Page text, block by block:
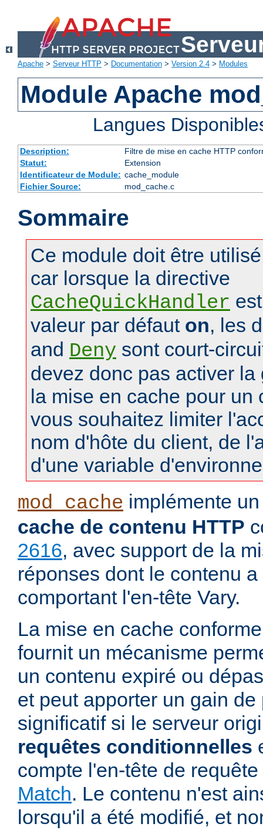
Apache > Serveur HTTP > Documentation > Version 2.4 > Modules
Module Apache
Langues
Description:
Filtre de mise en cache HTTP
Statut:
Extension
Identificateur de Module: cache_module
Fichier Source:
mod_cache.c
Sommaire
Ce module doit être
car lorsque la directive
CacheQuickHandler
valeur par défaut on, les
and Deny sont court-
devez donc pas activer
la mise en cache pour un
vous souhaitez limiter
nom d'hôte du client, de
d'une variable
mod_cache implémente
cache de contenu HTTP
2616, avec support de la
réponses dont le contenu
comportant l'en-tête Vary.
La mise en cache
fournit un mécanisme
un contenu expiré ou
et peut apporter un gain
significatif si le serveur
requêtes conditionnelles
compte l'en-tête de
Match. Le contenu n'est
lorsqu'il a été modifié, et